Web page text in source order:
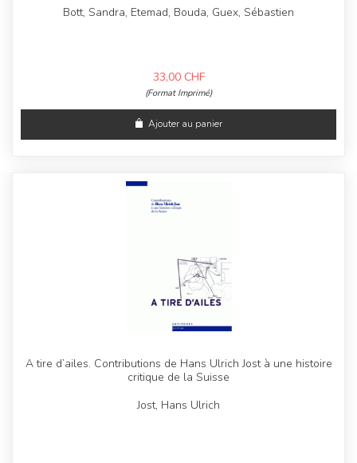
Bott, Sandra, Etemad, Bouda, Guex, Sébastien
33,00 CHF
(Format Imprimé)
Ajouter au panier
A tire d’ailes. Contributions de Hans Ulrich Jost à une histoire
critique de la Suisse
Jost, Hans Ulrich